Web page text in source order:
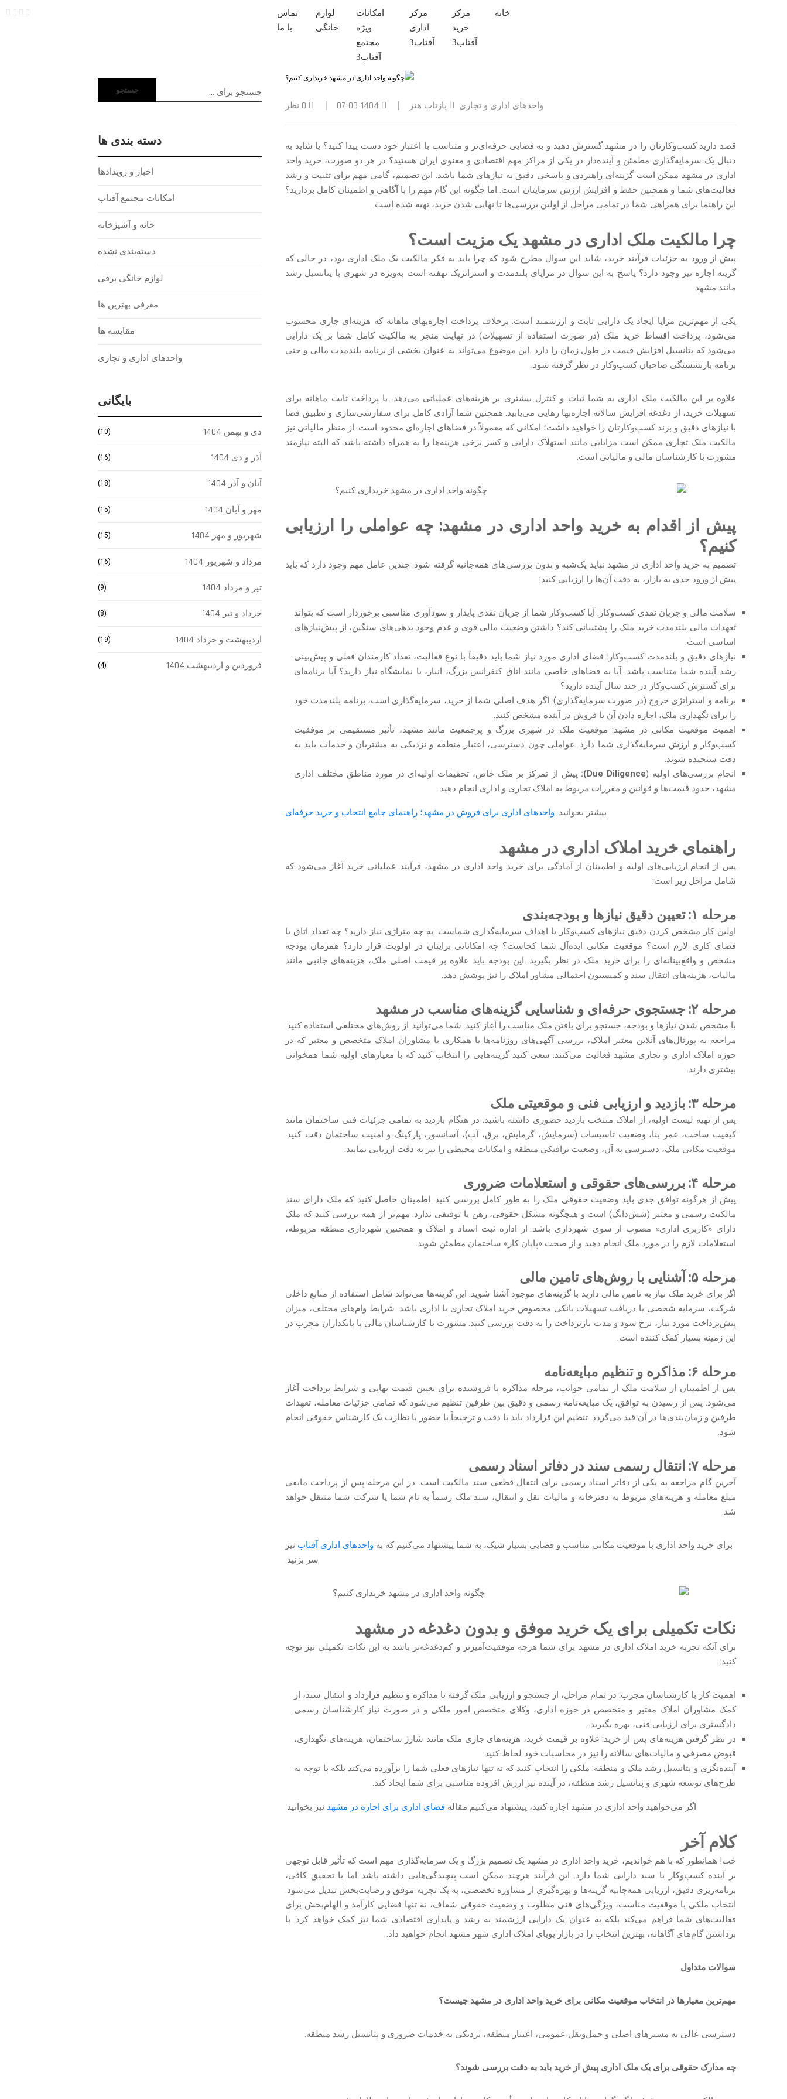
خانه
مرکز
خرید
آفتاب
مرکز
اداری
آفتاب
امکانات
ویژه
مجتمع
آفتاب
لوازم
خانگی
تماس
با ما
واحدهای اداری و تجاری بازتاب هنر 1404-03-07 0 نظر
قصد دارید کسب‌وکارتان را در مشهد گسترش دهید و به فضایی حرفه‌ای‌تر و متناسب با اعتبار خود دست پیدا کنید؟ یا شاید به
دنبال یک سرمایه‌گذاری مطمئن و آینده‌دار در یکی از مراکز مهم اقتصادی و معنوی ایران هستید؟ در هر دو صورت، خرید واحد
اداری در مشهد ممکن است گزینه‌ای راهبردی و پاسخی دقیق به نیازهای شما باشد. این تصمیم، گامی مهم برای تثبیت و رشد
فعالیت‌های شما و همچنین حفظ و افزایش ارزش سرمایتان است. اما چگونه این گام مهم را با آگاهی و اطمینان کامل بردارید؟
این راهنما برای همراهی شما در تمامی مراحل از اولین بررسی‌ها تا نهایی شدن خرید، تهیه شده است.
چرا مالکیت ملک اداری در مشهد یک مزیت است؟
پیش از ورود به جزئیات فرآیند خرید، شاید این سوال مطرح شود که چرا باید به فکر مالکیت یک ملک اداری بود، در حالی که
گزینه اجاره نیز وجود دارد؟ پاسخ به این سوال در مزایای بلندمدت و استراتژیک نهفته است به‌ویژه در شهری با پتانسیل رشد
مانند مشهد.
یکی از مهم‌ترین مزایا ایجاد یک دارایی ثابت و ارزشمند است. برخلاف پرداخت اجاره‌بهای ماهانه که هزینه‌ای جاری محسوب
می‌شود، پرداخت اقساط خرید ملک (در صورت استفاده از تسهیلات) در نهایت منجر به مالکیت کامل شما بر یک دارایی
می‌شود که پتانسیل افزایش قیمت در طول زمان را دارد. این موضوع می‌تواند به عنوان بخشی از برنامه بلندمدت مالی و حتی
برنامه بازنشستگی صاحبان کسب‌وکار در نظر گرفته شود.
علاوه بر این مالکیت ملک اداری به شما ثبات و کنترل بیشتری بر هزینه‌های عملیاتی می‌دهد. با پرداخت ثابت ماهانه برای
تسهیلات خرید، از دغدغه افزایش سالانه اجاره‌بها رهایی می‌یابید. همچنین شما آزادی کامل برای سفارشی‌سازی و تطبیق فضا
با نیازهای دقیق و برند کسب‌وکارتان را خواهید داشت؛ امکانی که معمولاً در فضاهای اجاره‌ای محدود است. از منظر مالیاتی نیز
مالکیت ملک تجاری ممکن است مزایایی مانند استهلاک دارایی و کسر برخی هزینه‌ها را به همراه داشته باشد که البته نیازمند
مشورت با کارشناسان مالی و مالیاتی است.
پیش از اقدام به خرید واحد اداری در مشهد: چه عواملی را ارزیابی
کنیم؟
تصمیم به خرید واحد اداری در مشهد نباید یک‌شبه و بدون بررسی‌های همه‌جانبه گرفته شود. چندین عامل مهم وجود دارد که باید
پیش از ورود جدی به بازار، به دقت آن‌ها را ارزیابی کنید:
سلامت مالی و جریان نقدی کسب‌وکار: آیا کسب‌وکار شما از جریان نقدی پایدار و سودآوری مناسبی برخوردار است که بتواند
تعهدات مالی بلندمدت خرید ملک را پشتیبانی کند؟ داشتن وضعیت مالی قوی و عدم وجود بدهی‌های سنگین، از پیش‌نیازهای
اساسی است.
نیازهای دقیق و بلندمدت کسب‌وکار: فضای اداری مورد نیاز شما باید دقیقاً با نوع فعالیت، تعداد کارمندان فعلی و پیش‌بینی
رشد آینده شما متناسب باشد. آیا به فضاهای خاصی مانند اتاق کنفرانس بزرگ، انبار، یا نمایشگاه نیاز دارید؟ آیا برنامه‌ای
برای گسترش کسب‌وکار در چند سال آینده دارید؟
برنامه و استراتژی خروج (در صورت سرمایه‌گذاری): اگر هدف اصلی شما از خرید، سرمایه‌گذاری است، برنامه بلندمدت خود
را برای نگهداری ملک، اجاره دادن آن یا فروش در آینده مشخص کنید.
اهمیت موقعیت مکانی در مشهد: موقعیت ملک در شهری بزرگ و پرجمعیت مانند مشهد، تأثیر مستقیمی بر موفقیت
کسب‌وکار و ارزش سرمایه‌گذاری شما دارد. عواملی چون دسترسی، اعتبار منطقه و نزدیکی به مشتریان و خدمات باید به
دقت سنجیده شوند.
انجام بررسی‌های اولیه (Due Diligence):
پیش از تمرکز بر ملک خاص، تحقیقات اولیه‌ای در مورد مناطق مختلف اداری
مشهد، حدود قیمت‌ها و قوانین و مقررات مربوط به املاک تجاری و اداری انجام دهید.
بیشتر بخوانید: واحدهای اداری برای فروش در مشهد؛ راهنمای جامع انتخاب و خرید حرفه‌ای
راهنمای خرید املاک اداری در مشهد
پس از انجام ارزیابی‌های اولیه و اطمینان از آمادگی برای خرید واحد اداری در مشهد، فرآیند عملیاتی خرید آغاز می‌شود که
شامل مراحل زیر است:
مرحله ۱: تعیین دقیق نیازها و بودجه‌بندی
اولین کار مشخص کردن دقیق نیازهای کسب‌وکار یا اهداف سرمایه‌گذاری شماست. به چه متراژی نیاز دارید؟ چه تعداد اتاق یا
فضای کاری لازم است؟ موقعیت مکانی ایده‌آل شما کجاست؟ چه امکاناتی برایتان در اولویت قرار دارد؟ همزمان بودجه
مشخص و واقع‌بینانه‌ای را برای خرید ملک در نظر بگیرید. این بودجه باید علاوه بر قیمت اصلی ملک، هزینه‌های جانبی مانند
مالیات، هزینه‌های انتقال سند و کمیسیون احتمالی مشاور املاک را نیز پوشش دهد.
مرحله ۲: جستجوی حرفه‌ای و شناسایی گزینه‌های مناسب در مشهد
با مشخص شدن نیازها و بودجه، جستجو برای یافتن ملک مناسب را آغاز کنید. شما می‌توانید از روش‌های مختلفی استفاده کنید:
مراجعه به پورتال‌های آنلاین معتبر املاک، بررسی آگهی‌های روزنامه‌ها یا همکاری با مشاوران املاک متخصص و معتبر که در
حوزه املاک اداری و تجاری مشهد فعالیت می‌کنند. سعی کنید گزینه‌هایی را انتخاب کنید که با معیارهای اولیه شما همخوانی
بیشتری دارند.
مرحله ۳: بازدید و ارزیابی فنی و موقعیتی ملک
پس از تهیه لیست اولیه، از املاک منتخب بازدید حضوری داشته باشید. در هنگام بازدید به تمامی جزئیات فنی ساختمان مانند
کیفیت ساخت، عمر بنا، وضعیت تاسیسات (سرمایش، گرمایش، برق، آب)، آسانسور، پارکینگ و امنیت ساختمان دقت کنید.
موقعیت مکانی ملک، دسترسی به آن، وضعیت ترافیکی منطقه و امکانات محیطی را نیز به دقت ارزیابی نمایید.
مرحله ۴: بررسی‌های حقوقی و استعلامات ضروری
پیش از هرگونه توافق جدی باید وضعیت حقوقی ملک را به طور کامل بررسی کنید. اطمینان حاصل کنید که ملک دارای سند
مالکیت رسمی و معتبر (شش‌دانگ) است و هیچگونه مشکل حقوقی، رهن یا توقیفی ندارد. مهم‌تر از همه بررسی کنید که ملک
دارای «کاربری اداری» مصوب از سوی شهرداری باشد. از اداره ثبت اسناد و املاک و همچنین شهرداری منطقه مربوطه،
استعلامات لازم را در مورد ملک انجام دهید و از صحت «پایان کار» ساختمان مطمئن شوید.
مرحله ۵: آشنایی با روش‌های تامین مالی
اگر برای خرید ملک نیاز به تامین مالی دارید با گزینه‌های موجود آشنا شوید. این گزینه‌ها می‌تواند شامل استفاده از منابع داخلی
شرکت، سرمایه شخصی یا دریافت تسهیلات بانکی مخصوص خرید املاک تجاری یا اداری باشد. شرایط وام‌های مختلف، میزان
پیش‌پرداخت مورد نیاز، نرخ سود و مدت بازپرداخت را به دقت بررسی کنید. مشورت با کارشناسان مالی یا بانکداران مجرب در
این زمینه بسیار کمک کننده است.
مرحله ۶: مذاکره و تنظیم مبایعه‌نامه
پس از اطمینان از سلامت ملک از تمامی جوانب، مرحله مذاکره با فروشنده برای تعیین قیمت نهایی و شرایط پرداخت آغاز
می‌شود. پس از رسیدن به توافق، یک مبایعه‌نامه رسمی و دقیق بین طرفین تنظیم می‌شود که تمامی جزئیات معامله، تعهدات
طرفین و زمان‌بندی‌ها در آن قید می‌گردد. تنظیم این قرارداد باید با دقت و ترجیحاً با حضور یا نظارت یک کارشناس حقوقی انجام
شود.
مرحله ۷: انتقال رسمی سند در دفاتر اسناد رسمی
آخرین گام مراجعه به یکی از دفاتر اسناد رسمی برای انتقال قطعی سند مالکیت است. در این مرحله پس از پرداخت مابقی
مبلغ معامله و هزینه‌های مربوط به دفترخانه و مالیات نقل و انتقال، سند ملک رسماً به نام شما یا شرکت شما منتقل خواهد
شد.
برای خرید واحد اداری با موقعیت مکانی مناسب و فضایی بسیار شیک، به شما پیشنهاد می‌کنیم که به واحدهای اداری آفتاب نیز
سر بزنید.
نکات تکمیلی برای یک خرید موفق و بدون دغدغه در مشهد
برای آنکه تجربه خرید املاک اداری در مشهد برای شما هرچه موفقیت‌آمیزتر و کم‌دغدغه‌تر باشد به این نکات تکمیلی نیز توجه
کنید:
اهمیت کار با کارشناسان مجرب: در تمام مراحل، از جستجو و ارزیابی ملک گرفته تا مذاکره و تنظیم قرارداد و انتقال سند، از
کمک مشاوران املاک معتبر و متخصص در حوزه اداری، وکلای متخصص امور ملکی و در صورت نیاز کارشناسان رسمی
دادگستری برای ارزیابی فنی، بهره بگیرید.
در نظر گرفتن هزینه‌های پس از خرید: علاوه بر قیمت خرید، هزینه‌های جاری ملک مانند شارژ ساختمان، هزینه‌های نگهداری،
قبوض مصرفی و مالیات‌های سالانه را نیز در محاسبات خود لحاظ کنید.
آینده‌نگری و پتانسیل رشد ملک و منطقه: ملکی را انتخاب کنید که نه تنها نیازهای فعلی شما را برآورده می‌کند بلکه با توجه به
طرح‌های توسعه شهری و پتانسیل رشد منطقه، در آینده نیز ارزش افزوده مناسبی برای شما ایجاد کند.
اگر می‌خواهید واحد اداری در مشهد اجاره کنید، پیشنهاد می‌کنیم مقاله فضای اداری برای اجاره در مشهد نیز بخوانید.
کلام آخر
خب! همانطور که با هم خواندیم، خرید واحد اداری در مشهد یک تصمیم بزرگ و یک سرمایه‌گذاری مهم است که تأثیر قابل توجهی
بر آینده کسب‌وکار یا سبد دارایی شما دارد. این فرآیند هرچند ممکن است پیچیدگی‌هایی داشته باشد اما با تحقیق کافی،
برنامه‌ریزی دقیق، ارزیابی همه‌جانبه گزینه‌ها و بهره‌گیری از مشاوره تخصصی، به یک تجربه موفق و رضایت‌بخش تبدیل می‌شود.
انتخاب ملکی با موقعیت مناسب، ویژگی‌های فنی مطلوب و وضعیت حقوقی شفاف، نه تنها فضایی کارآمد و الهام‌بخش برای
فعالیت‌های شما فراهم می‌کند بلکه به عنوان یک دارایی ارزشمند به رشد و پایداری اقتصادی شما نیز کمک خواهد کرد. با
برداشتن گام‌های آگاهانه، بهترین انتخاب را در بازار پویای املاک اداری شهر مشهد انجام خواهید داد.
سوالات متداول
مهم‌ترین معیارها در انتخاب موقعیت مکانی برای خرید واحد اداری در مشهد چیست؟
دسترسی عالی به مسیرهای اصلی و حمل‌ونقل عمومی، اعتبار منطقه، نزدیکی به خدمات ضروری و پتانسیل رشد منطقه.
چه مدارک حقوقی برای یک ملک اداری پیش از خرید باید به دقت بررسی شوند؟
جستجو
دسته بندی ها
اخبار و رویدادها
امکانات مجتمع آفتاب
خانه و آشپزخانه
دسته‌بندی نشده
لوازم خانگی برقی
معرفی بهترین ها
مقایسه ها
واحدهای اداری و تجاری
بایگانی
دی و بهمن 1404 (10)
آذر و دی 1404 (16)
آبان و آذر 1404 (18)
مهر و آبان 1404 (15)
شهریور و مهر 1404 (15)
مرداد و شهریور 1404 (16)
تیر و مرداد 1404 (9)
خرداد و تیر 1404 (8)
اردیبهشت و خرداد 1404 (19)
فروردین و اردیبهشت 1404 (4)